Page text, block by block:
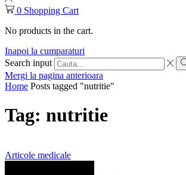
0 Shopping Cart
No products in the cart.
Inapoi la cumparaturi
Search input
Mergi la pagina anterioara
Home Posts tagged "nutritie"
Tag: nutritie
Articole medicale